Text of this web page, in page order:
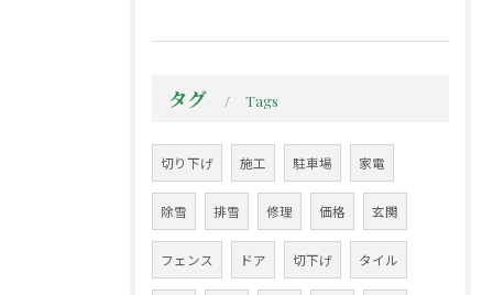
タグ Tags
切り下げ 施工 駐車場 家電
除雪 排雪 修理 価格 玄関
フェンス ドア 切下げ タイル